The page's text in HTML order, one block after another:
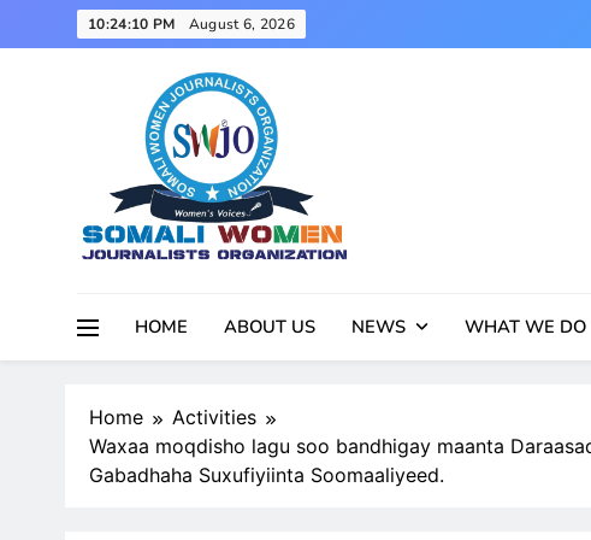
to
10:24:12 PM August 6, 2026
HOME ABOUT US NEWS WHAT WE DO
Home
Activities
Waxaa moqdisho lagu soo bandhigay maanta
Gabadhaha Suxufiyiinta Soomaaliyeed.